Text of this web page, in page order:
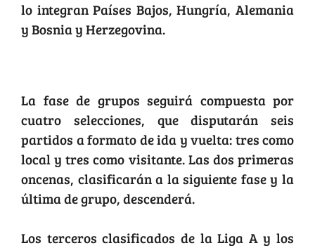
lo integran Países Bajos, Hungría, Alemania
y Bosnia y Herzegovina.
La fase de grupos seguirá compuesta por
cuatro selecciones, que disputarán seis
partidos a formato de ida y vuelta: tres como
local y tres como visitante. Las dos primeras
oncenas, clasificarán a la siguiente fase y la
última de grupo, descenderá.
Los terceros clasificados de la Liga A y los